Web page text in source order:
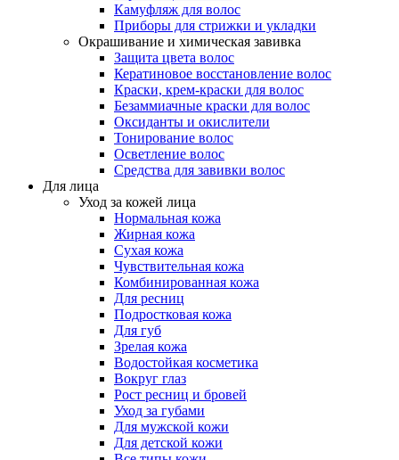
Камуфляж для волос
Приборы для стрижки и укладки
Окрашивание и химическая завивка
Защита цвета волос
Кератиновое восстановление волос
Краски, крем-краски для волос
Безаммиачные краски для волос
Оксиданты и окислители
Тонирование волос
Осветление волос
Средства для завивки волос
Для лица
Уход за кожей лица
Нормальная кожа
Жирная кожа
Сухая кожа
Чувствительная кожа
Комбинированная кожа
Для ресниц
Подростковая кожа
Для губ
Зрелая кожа
Водостойкая косметика
Вокруг глаз
Рост ресниц и бровей
Уход за губами
Для мужской кожи
Для детской кожи